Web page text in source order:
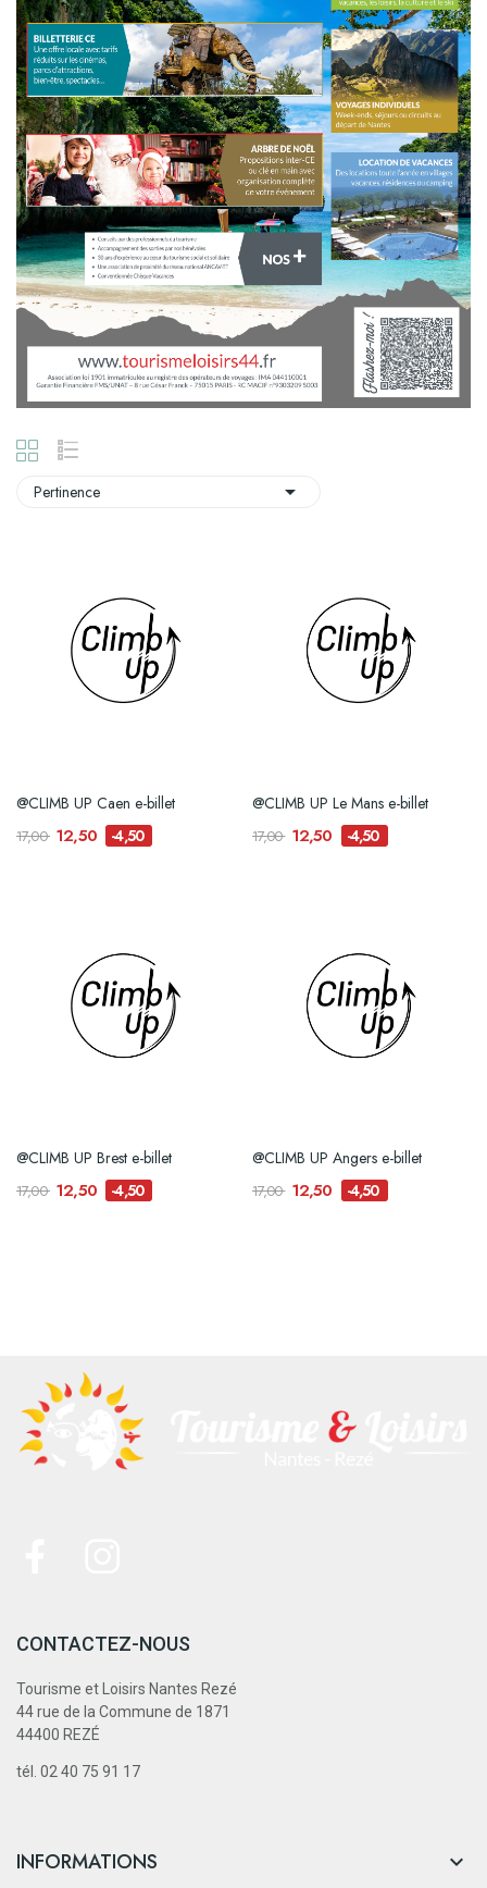
Pertinence 
@CLIMB UP Caen e-billet
17,00 12,50 -4,50
@CLIMB UP Le Mans e-billet
17,00 12,50 -4,50
@CLIMB UP Brest e-billet
17,00 12,50 -4,50
@CLIMB UP Angers e-billet
17,00 12,50 -4,50
CONTACTEZ-NOUS
Tourisme et Loisirs Nantes Rezé
44 rue de la Commune de 1871
44400 REZÉ
tél. 02 40 75 91 17
INFORMATIONS 